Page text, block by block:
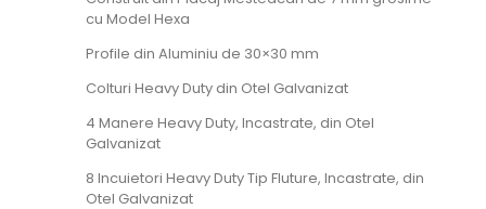
cu Model Hexa
Profile din Aluminiu de 30×30 mm
Colturi Heavy Duty din Otel Galvanizat
4 Manere Heavy Duty, Incastrate, din Otel
Galvanizat
8 Incuietori Heavy Duty Tip Fluture, Incastrate, din
Otel Galvanizat